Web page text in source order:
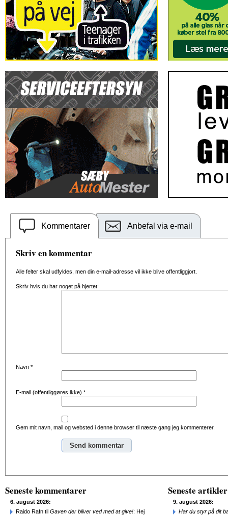
Kommentarer Anbefal via e-mail
Skriv en kommentar
Alle felter skal udfyldes, men din e-mail-adresse vil ikke blive offentliggjort.
Skriv hvis du har noget på hjertet:
Navn *
E-mail (offentliggøres ikke) *
Gem mit navn, mail og websted i denne browser til næste gang jeg kommenterer.
Seneste kommentarer
6. august 2026:
Raido Rafn til Gaven der bliver ved med at give!: Hej
Seneste artikler
9. august 2026:
Har du styr på dit